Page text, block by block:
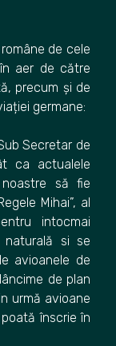
de cele
aer de către
precum și de
germane:
Secretar de
ca actualele
să fie
Mihai”, al
intocmai
naturală si se
avioanele de
de plan
urmă avioane
înscrie în